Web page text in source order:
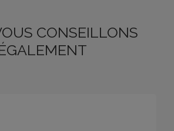
CONSEILLONS